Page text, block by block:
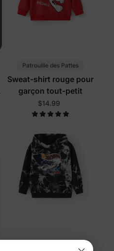
Patrouille des Pattes
Sweat-shirt rouge pour
garçon tout-petit
$14.99